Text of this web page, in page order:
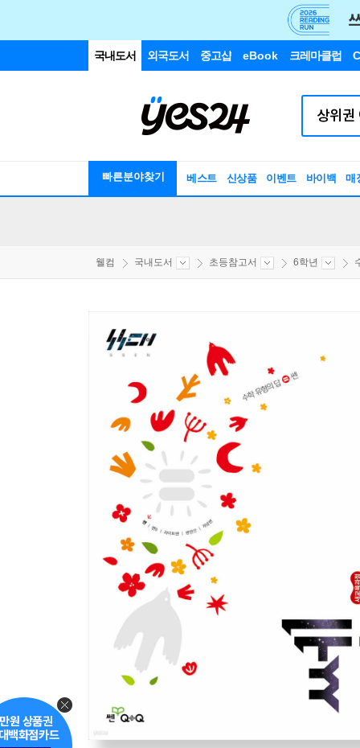
국내도서 외국도서 중고샵 eBook 크레마클럽
빠른분야찾기 베스트 신상품 이벤트 바이백 매
웰컴 국내도서 초등참고서 6학년